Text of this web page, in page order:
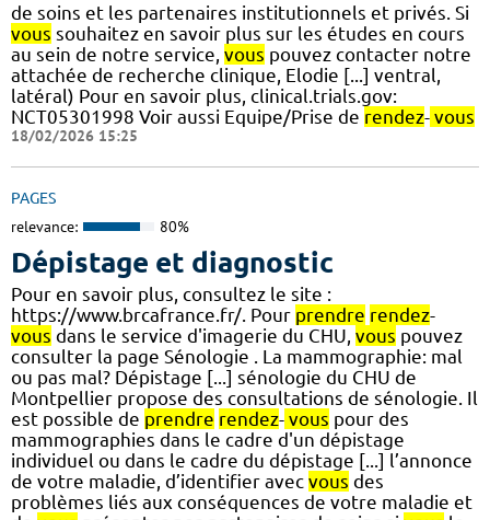
de soins et les partenaires institutionnels et privés. Si
vous souhaitez en savoir plus sur les études en cours
au sein de notre service, vous pouvez contacter notre
attachée de recherche clinique, Elodie [...] ventral,
latéral) Pour en savoir plus, clinical.trials.gov:
NCT05301998 Voir aussi Equipe/Prise de rendez- vous
18/02/2026 15:25
PAGES
relevance: 80%
Dépistage et diagnostic
Pour en savoir plus, consultez le site :
https://www.brcafrance.fr/. Pour prendre rendez-
vous dans le service d'imagerie du CHU, vous pouvez
consulter la page Sénologie . La mammographie: mal
ou pas mal? Dépistage [...] sénologie du CHU de
Montpellier propose des consultations de sénologie. Il
est possible de prendre rendez- vous pour des
mammographies dans le cadre d'un dépistage
individuel ou dans le cadre du dépistage [...] l’annonce
de votre maladie, d’identifier avec vous des
problèmes liés aux conséquences de votre maladie et